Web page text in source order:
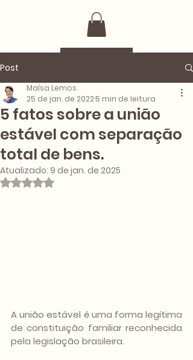
Post
5 fatos sobre a união
estável com separação
total de bens.
Maísa Lemos
25 de jan. de 20225 min de leitura
Atualizado: 9 de jan. de 2025
Avaliado com NaN de 5 estrelas.
A união estável é uma forma legítima
de constituição familiar reconhecida
pela legislação brasileira.